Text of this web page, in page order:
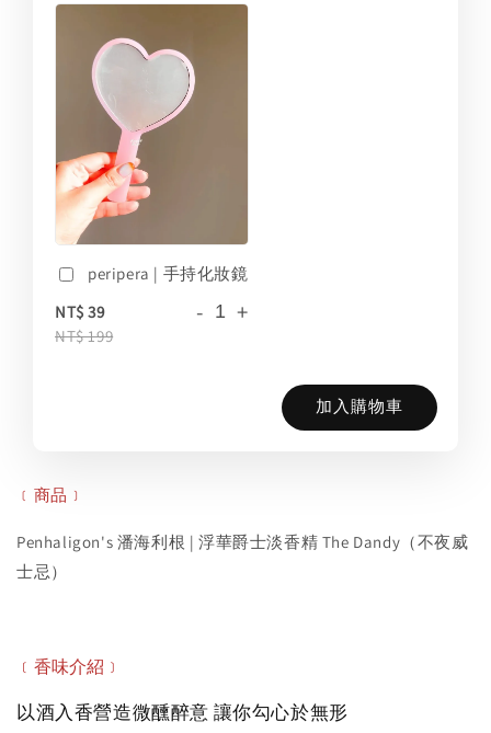
peripera | 手持化妝鏡
NT$ 39
NT$ 199
- +
加入購物車
﹝商品﹞
Penhaligon's 潘海利根 | 浮華爵士淡香精 The Dandy（不夜威
士忌）
﹝香味介紹 ﹞
以酒入香營造微醺醉意 讓你勾心於無形